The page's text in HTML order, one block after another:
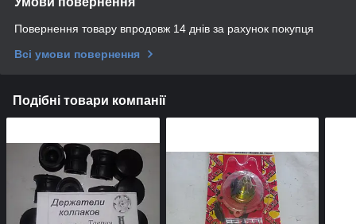
Повернення товару впродовж 14 днів за рахунок покупця
Всі умови повернення
Подібні товари компанії